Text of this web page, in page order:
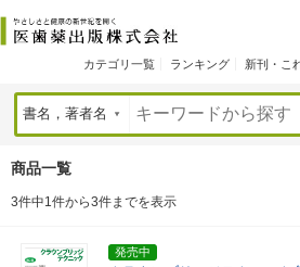
カテゴリ一覧 ランキング 新刊・こ
商品一覧
3件中1件から3件までを表示
発売中